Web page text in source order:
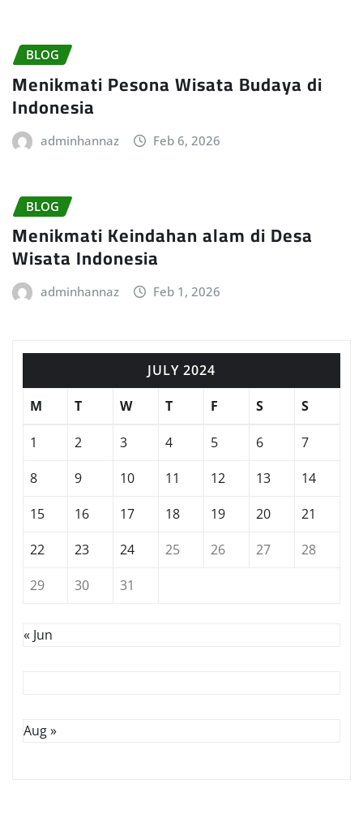
BLOG
Menikmati Pesona Wisata Budaya di
Indonesia
adminhannaz Feb 6, 2026
BLOG
Menikmati Keindahan alam di Desa
Wisata Indonesia
adminhannaz Feb 1, 2026
JULY 2024
M
T W T F S S
1 2 3 4 5 6
7
8
9 10 11 12 13
14
15
16 17 18 19 20
21
22
23 24 25 26 27
28
29
30 31
« Jun
Aug »